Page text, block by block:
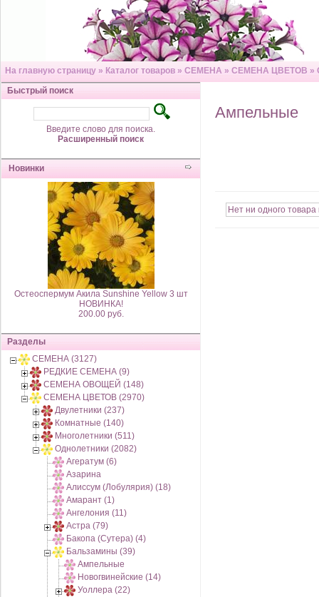
На главную страницу » Каталог товаров » СЕМЕНА » СЕМЕНА ЦВЕТОВ »
Быстрый поиск
Введите слово для поиска.
Расширенный поиск
Новинки
Остеоспермум Акила Sunshine Yellow 3 шт
НОВИНКА!
200.00 руб.
Разделы
СЕМЕНА (3127)
РЕДКИЕ СЕМЕНА (9)
СЕМЕНА ОВОЩЕЙ (148)
СЕМЕНА ЦВЕТОВ (2970)
Двулетники (237)
Комнатные (140)
Многолетники (511)
Однолетники (2082)
Агератум (6)
Азарина
Алиссум (Лобулярия) (18)
Амарант (1)
Ангелония (11)
Астра (79)
Бакопа (Сутера) (4)
Бальзамины (39)
Ампельные
Новогвинейские (14)
Уоллера (22)
Ампельные
Нет ни одного